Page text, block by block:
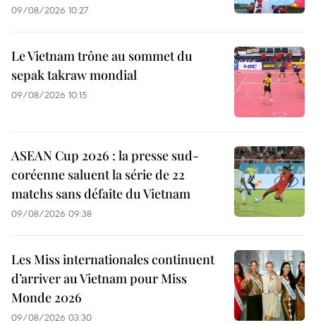
09/08/2026 10:27
Le Vietnam trône au sommet du
sepak takraw mondial
09/08/2026 10:15
ASEAN Cup 2026 : la presse sud-
coréenne saluent la série de 22
matchs sans défaite du Vietnam
09/08/2026 09:38
Les Miss internationales continuent
d’arriver au Vietnam pour Miss
Monde 2026
09/08/2026 03:30